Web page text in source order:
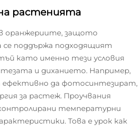
растенията
оранжериите, защото
се поддържа подходящият
като именно тези условия
и диханието. Например,
ефективно да фотосинтезират,
за растеж. Проучвания
температурни
Това е урок как